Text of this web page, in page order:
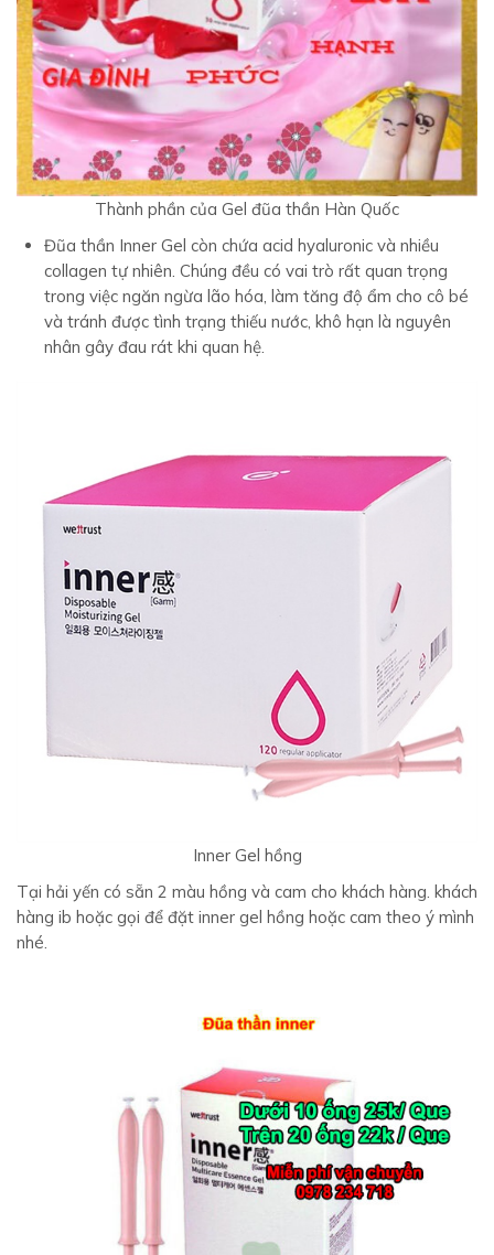
Thành phần của Gel đũa thần Hàn Quốc
Đũa thần Inner Gel còn chứa acid hyaluronic và nhiều
collagen tự nhiên. Chúng đều có vai trò rất quan trọng
trong việc ngăn ngừa lão hóa, làm tăng độ ẩm cho cô bé
và tránh được tình trạng thiếu nước, khô hạn là nguyên
nhân gây đau rát khi quan hệ.
Inner Gel hồng
Tại hải yến có sẵn 2 màu hồng và cam cho khách hàng. khách
hàng ib hoặc gọi để đặt inner gel hồng hoặc cam theo ý mình
nhé.